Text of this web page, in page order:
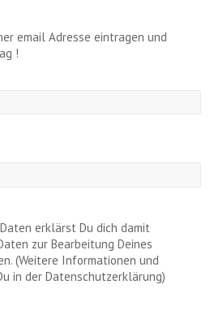
email Adresse eintragen und
!
erklärst Du dich damit
zur Bearbeitung Deines
(Weitere Informationen und
in der Datenschutzerklärung)